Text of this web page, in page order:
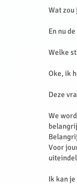
Wat zou
En nu
Welke
Oke, ik
Deze
We
Voor
Ik kan